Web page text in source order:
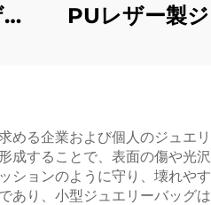
ー
PUレザー製
内張り付き（
ス・イヤリン
グ収納
る企業および個人のジュエ
することで、表面の傷や光
ョンのように守り、壊れや
り、小型ジュエリーバッグ